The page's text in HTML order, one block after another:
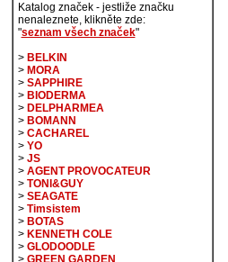
Katalog značek - jestliže značku
nenaleznete, klikněte zde:
"seznam všech značek"
> BELKIN
> MORA
> SAPPHIRE
> BIODERMA
> DELPHARMEA
> BOMANN
> CACHAREL
> YO
> JS
> AGENT PROVOCATEUR
> TONI&GUY
> SEAGATE
> Timsistem
> BOTAS
> KENNETH COLE
> GLODOODLE
> GREEN GARDEN